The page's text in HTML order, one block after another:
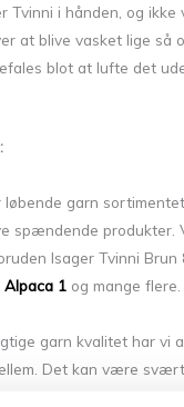
Tvinni i hånden, og ikke
at blive vasket lige så
blot at lufte det
løbende garn
spændende produkter.
Isager Tvinni Brun
Alpaca 1 og mange flere.
garn kvalitet har vi
Det kan være
god tid og spørg os